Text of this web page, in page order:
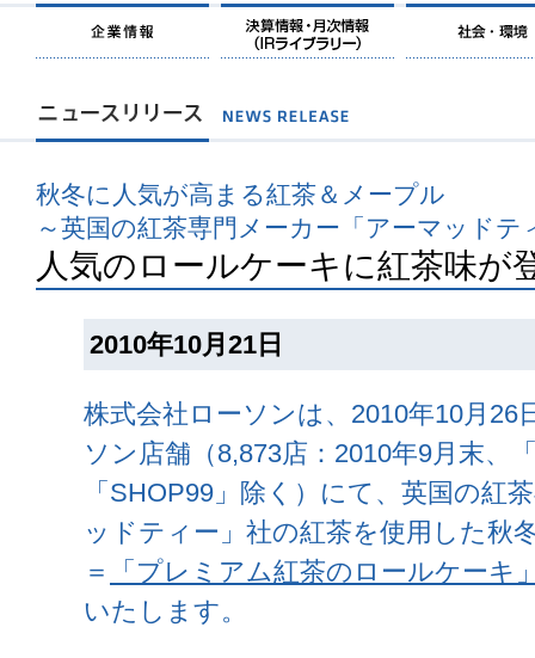
秋冬に人気が高まる紅茶＆メープル
～英国の紅茶専門メーカー「アーマッドテ
人気のロールケーキに紅茶味が
2010年10月21日
株式会社ローソンは、2010年10月26
ソン店舗（8,873店：2010年9月末、
「SHOP99」除く）にて、英国の紅
ッドティー」社の紅茶を使用した秋
＝
「プレミアム紅茶のロールケーキ
いたします。